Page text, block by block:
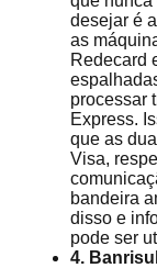
desejar é
as
Redecard
processar
Express.
que as
Visa,
bandeira
disso e
pode ser
4. Banrisul